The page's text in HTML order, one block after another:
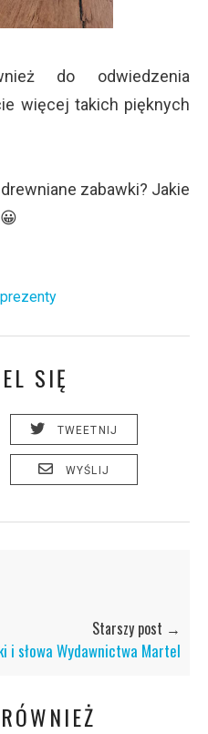
do odwiedzenia
więcej takich pięknych
zabawki? Jakie
prezenty
SIĘ
TWEETNIJ
WYŚLIJ
Starszy post →
i słowa Wydawnictwa Martel